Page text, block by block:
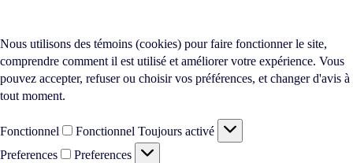
Nous utilisons des témoins (cookies) pour faire fonctionner le site,
comprendre comment il est utilisé et améliorer votre expérience. Vous
pouvez accepter, refuser ou choisir vos préférences, et changer d'avis à
tout moment.
Fonctionnel Fonctionnel Toujours activé
Preferences
Preferences